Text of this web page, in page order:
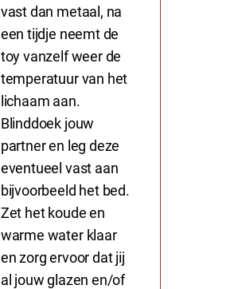
vast dan metaal, na
een tijdje neemt de
toy vanzelf weer de
temperatuur van het
lichaam aan.
Blinddoek jouw
partner en leg deze
eventueel vast aan
bijvoorbeeld het bed.
Zet het koude en
warme water klaar
en zorg ervoor dat jij
al jouw glazen en/of